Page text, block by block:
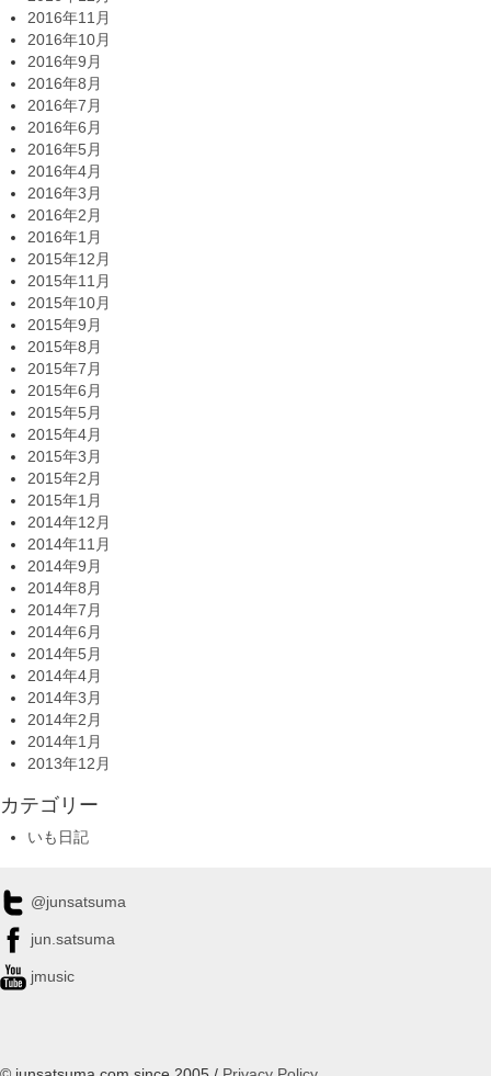
2016年11月
2016年10月
2016年9月
2016年8月
2016年7月
2016年6月
2016年5月
2016年4月
2016年3月
2016年2月
2016年1月
2015年12月
2015年11月
2015年10月
2015年9月
2015年8月
2015年7月
2015年6月
2015年5月
2015年4月
2015年3月
2015年2月
2015年1月
2014年12月
2014年11月
2014年9月
2014年8月
2014年7月
2014年6月
2014年5月
2014年4月
2014年3月
2014年2月
2014年1月
2013年12月
カテゴリー
いも日記
@junsatsuma
jun.satsuma
jmusic